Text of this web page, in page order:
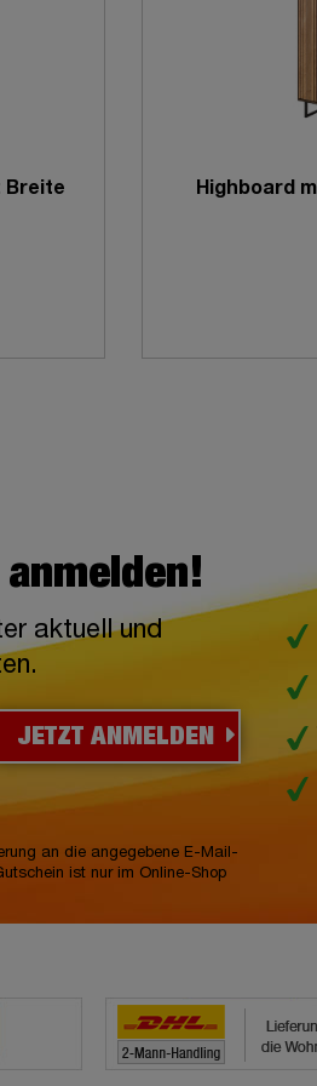
Breite
Highboard
aktuell und
JETZT ANMELDEN
an die angegebene E-Mail-
ist nur im Online-Shop